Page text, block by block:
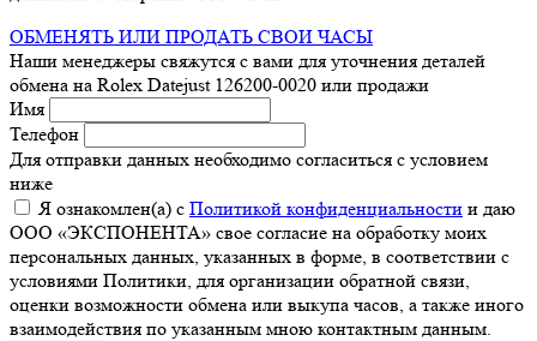
ОБМЕНЯТЬ ИЛИ ПРОДАТЬ СВОИ ЧАСЫ
Наши менеджеры свяжутся с вами для уточнения деталей
обмена на Rolex Datejust 126200-0020 или продажи
Имя
Телефон
Для отправки данных необходимо согласиться с условием
ниже
Я ознакомлен(а) с Политикой конфиденциальности и даю
ООО «ЭКСПОНЕНТА» свое согласие на обработку моих
персональных данных, указанных в форме, в соответствии с
условиями Политики, для организации обратной связи,
оценки возможности обмена или выкупа часов, а также иного
взаимодействия по указанным мною контактным данным.